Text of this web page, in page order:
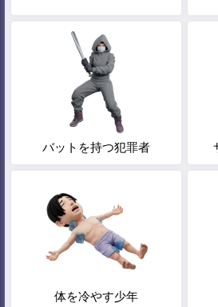
バットを持つ犯罪者
体を冷やす少年